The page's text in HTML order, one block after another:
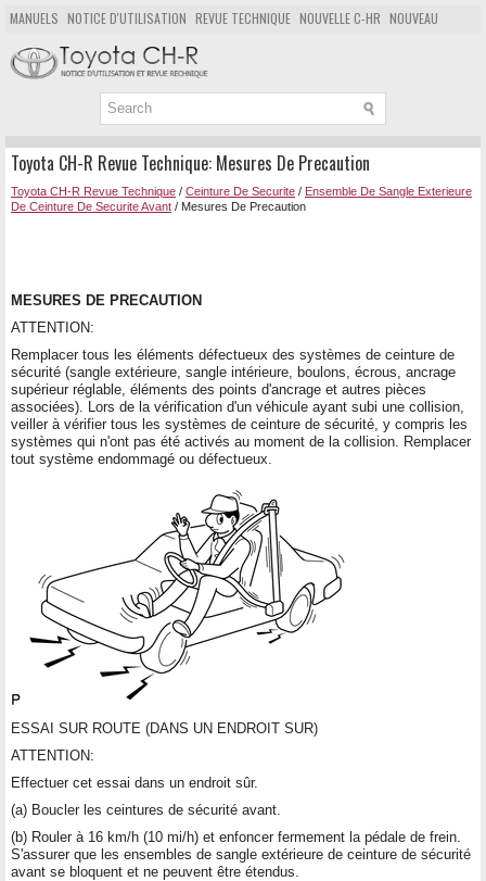
MANUELS NOTICE D'UTILISATION REVUE TECHNIQUE NOUVELLE C-HR NOUVEAU
POPULAIRE
PLAN DU SITE CHERCHER
Toyota CH-R Revue Technique: Mesures De Precaution
Toyota CH-R Revue Technique / Ceinture De Securite / Ensemble De Sangle Exterieure
De Ceinture De Securite Avant / Mesures De Precaution
MESURES DE PRECAUTION
ATTENTION:
Remplacer tous les éléments défectueux des systèmes de ceinture de
sécurité (sangle extérieure, sangle intérieure, boulons, écrous, ancrage
supérieur réglable, éléments des points d'ancrage et autres pièces
associées). Lors de la vérification d'un véhicule ayant subi une collision,
veiller à vérifier tous les systèmes de ceinture de sécurité, y compris les
systèmes qui n'ont pas été activés au moment de la collision. Remplacer
tout système endommagé ou défectueux.
ESSAI SUR ROUTE (DANS UN ENDROIT SUR)
ATTENTION:
Effectuer cet essai dans un endroit sûr.
(a) Boucler les ceintures de sécurité avant.
(b) Rouler à 16 km/h (10 mi/h) et enfoncer fermement la pédale de frein.
S'assurer que les ensembles de sangle extérieure de ceinture de sécurité
avant se bloquent et ne peuvent être étendus.